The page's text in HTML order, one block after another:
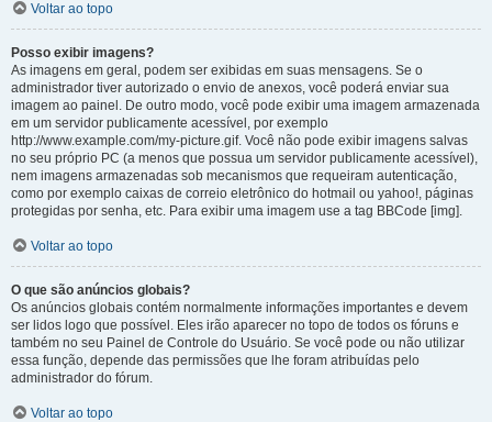
Voltar ao topo
Posso exibir imagens?
As imagens em geral, podem ser exibidas em suas mensagens. Se o
administrador tiver autorizado o envio de anexos, você poderá enviar sua
imagem ao painel. De outro modo, você pode exibir uma imagem armazenada
em um servidor publicamente acessível, por exemplo
http://www.example.com/my-picture.gif. Você não pode exibir imagens salvas
no seu próprio PC (a menos que possua um servidor publicamente acessível),
nem imagens armazenadas sob mecanismos que requeiram autenticação,
como por exemplo caixas de correio eletrônico do hotmail ou yahoo!, páginas
protegidas por senha, etc. Para exibir uma imagem use a tag BBCode [img].
Voltar ao topo
O que são anúncios globais?
Os anúncios globais contém normalmente informações importantes e devem
ser lidos logo que possível. Eles irão aparecer no topo de todos os fóruns e
também no seu Painel de Controle do Usuário. Se você pode ou não utilizar
essa função, depende das permissões que lhe foram atribuídas pelo
administrador do fórum.
Voltar ao topo